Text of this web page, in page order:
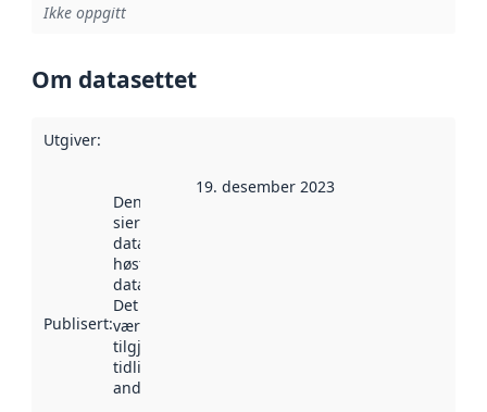
Ikke oppgitt
Om datasettet
Utgiver:
Publisert:
Denne datoen
sier når
datasettet ble
høstet av
data.norge.no.
Det kan ha
vært
tilgjengelig
tidligere
andre steder.
19. desember 2023